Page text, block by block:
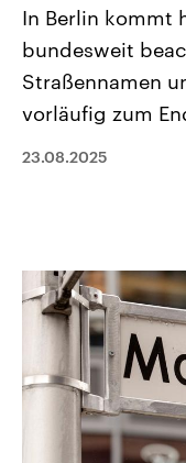
Landtagswahl
2026
Sachsen-Anhalt wählt
Bundesland von
und Hintergründe zu
und Kandidaten der
Wahl.
Sendungen
Audio-Archiv
In Berlin kommt
bundesweit
Straßennamen
vorläufig zum
23.08.2025